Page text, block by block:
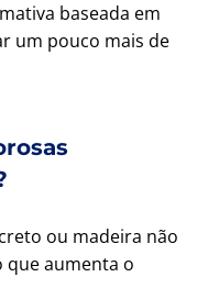
baseada em
um pouco mais de
ou madeira não
que aumenta o